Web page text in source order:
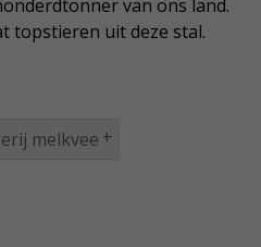
van ons land.
topstieren uit deze stal.
melkvee